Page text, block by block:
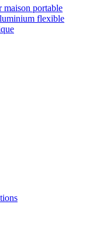
maison portable
flexible